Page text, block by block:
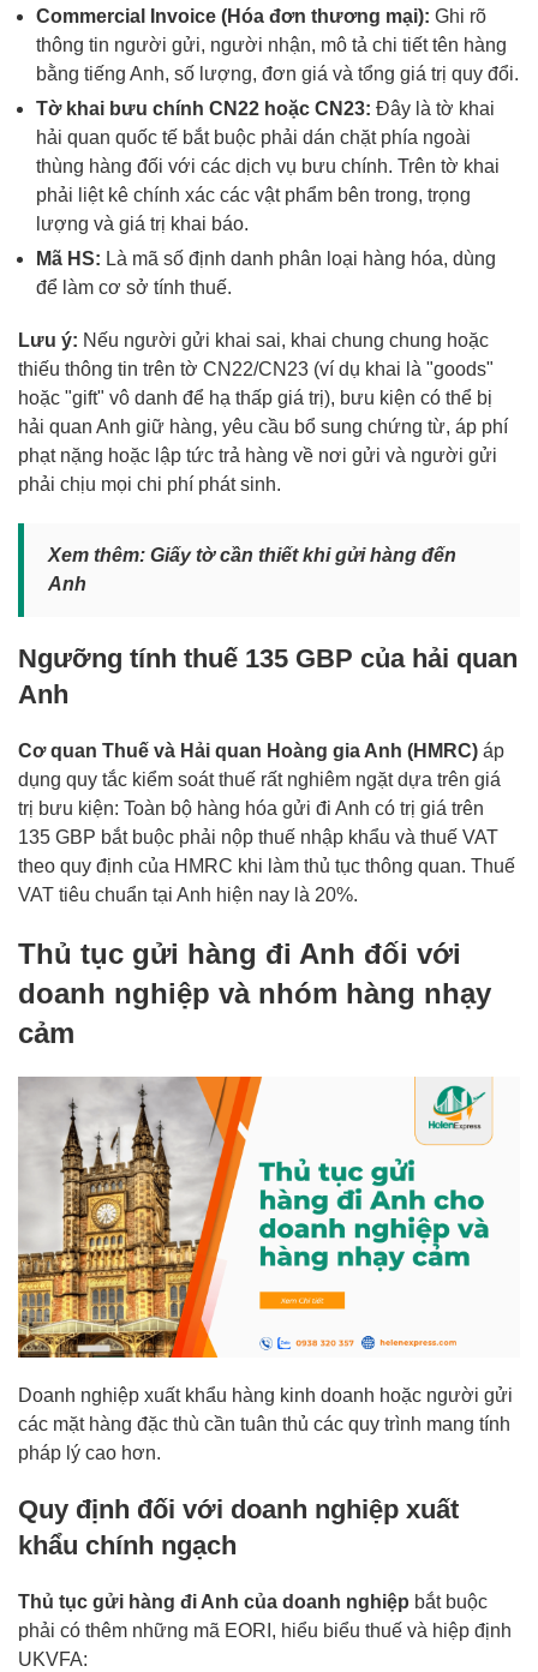
Commercial Invoice (Hóa đơn thương mại): Ghi rõ
thông tin người gửi, người nhận, mô tả chi tiết tên hàng
bằng tiếng Anh, số lượng, đơn giá và tổng giá trị quy đổi.
Tờ khai bưu chính CN22 hoặc CN23: Đây là tờ khai
hải quan quốc tế bắt buộc phải dán chặt phía ngoài
thùng hàng đối với các dịch vụ bưu chính. Trên tờ khai
phải liệt kê chính xác các vật phẩm bên trong, trọng
lượng và giá trị khai báo.
Mã HS: Là mã số định danh phân loại hàng hóa, dùng
để làm cơ sở tính thuế.
Lưu ý: Nếu người gửi khai sai, khai chung chung hoặc
thiếu thông tin trên tờ CN22/CN23 (ví dụ khai là "goods"
hoặc "gift" vô danh để hạ thấp giá trị), bưu kiện có thể bị
hải quan Anh giữ hàng, yêu cầu bổ sung chứng từ, áp phí
phạt nặng hoặc lập tức trả hàng về nơi gửi và người gửi
phải chịu mọi chi phí phát sinh.
Xem thêm: Giấy tờ cần thiết khi gửi hàng đến
Anh
Ngưỡng tính thuế 135 GBP của hải quan
Anh
Cơ quan Thuế và Hải quan Hoàng gia Anh (HMRC) áp
dụng quy tắc kiểm soát thuế rất nghiêm ngặt dựa trên giá
trị bưu kiện: Toàn bộ hàng hóa gửi đi Anh có trị giá trên
135 GBP bắt buộc phải nộp thuế nhập khẩu và thuế VAT
theo quy định của HMRC khi làm thủ tục thông quan. Thuế
VAT tiêu chuẩn tại Anh hiện nay là 20%.
Thủ tục gửi hàng đi Anh đối với
doanh nghiệp và nhóm hàng nhạy
cảm
Doanh nghiệp xuất khẩu hàng kinh doanh hoặc người gửi
các mặt hàng đặc thù cần tuân thủ các quy trình mang tính
pháp lý cao hơn.
Quy định đối với doanh nghiệp xuất
khẩu chính ngạch
Thủ tục gửi hàng đi Anh của doanh nghiệp bắt buộc
phải có thêm những mã EORI, hiểu biểu thuế và hiệp định
UKVFA: